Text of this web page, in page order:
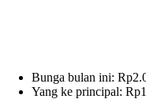
Bunga bulan ini:
Yang ke principal: